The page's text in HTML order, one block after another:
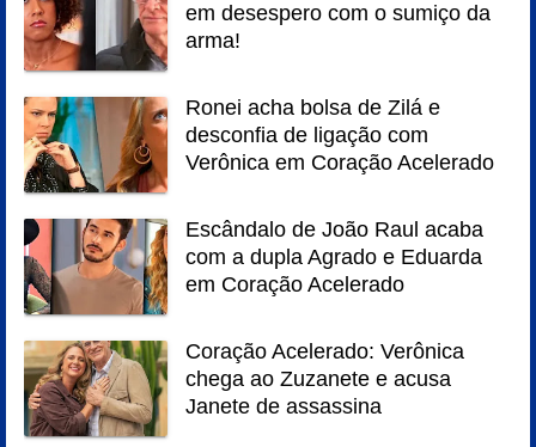
em desespero com o sumiço da
arma!
Ronei acha bolsa de Zilá e
desconfia de ligação com
Verônica em Coração Acelerado
Escândalo de João Raul acaba
com a dupla Agrado e Eduarda
em Coração Acelerado
Coração Acelerado: Verônica
chega ao Zuzanete e acusa
Janete de assassina